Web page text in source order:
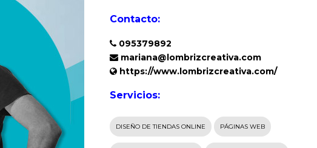
Contacto:
095379892
mariana@lombrizcreativa.com
https://www.lombrizcreativa.com/
Servicios:
DISEÑO DE TIENDAS ONLINE PÁGINAS WEB